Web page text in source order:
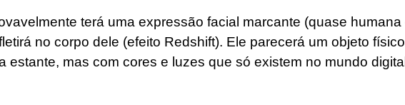
terá uma expressão facial marcante (quase humana
no corpo dele (efeito Redshift). Ele parecerá um objeto
estante, mas com cores e luzes que só existem no mundo